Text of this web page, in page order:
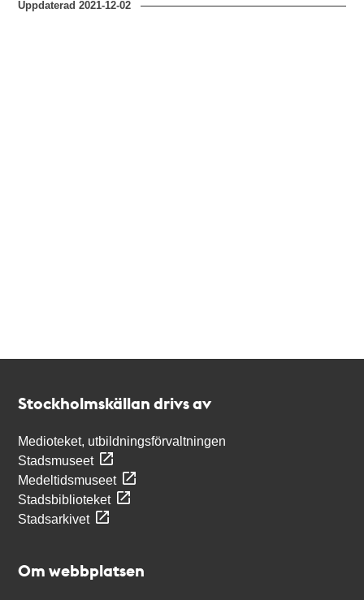
Uppdaterad2021-12-02
Stockholmskällan drivs av
Medioteket, utbildningsförvaltningen
Stadsmuseet
Medeltidsmuseet
Stadsbiblioteket
Stadsarkivet
Om webbplatsen